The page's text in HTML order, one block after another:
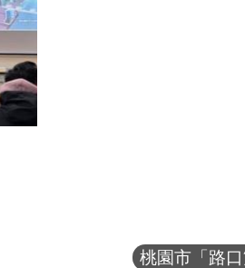
桃園市「路